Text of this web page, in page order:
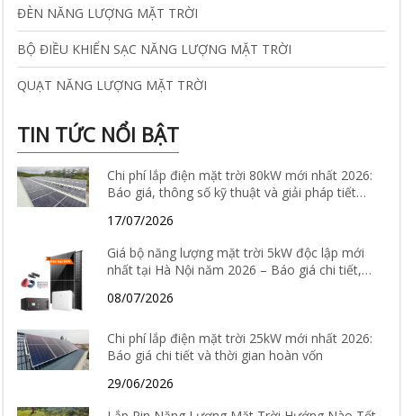
ĐÈN NĂNG LƯỢNG MẶT TRỜI
BỘ ĐIỀU KHIỂN SẠC NĂNG LƯỢNG MẶT TRỜI
QUẠT NĂNG LƯỢNG MẶT TRỜI
TIN TỨC NỔI BẬT
Chi phí lắp điện mặt trời 80kW mới nhất 2026:
Báo giá, thông số kỹ thuật và giải pháp tiết
17/07/2026
Giá bộ năng lượng mặt trời 5kW độc lập mới
nhất tại Hà Nội năm 2026 – Báo giá chi tiết,
08/07/2026
Chi phí lắp điện mặt trời 25kW mới nhất 2026:
Báo giá chi tiết và thời gian hoàn vốn
29/06/2026